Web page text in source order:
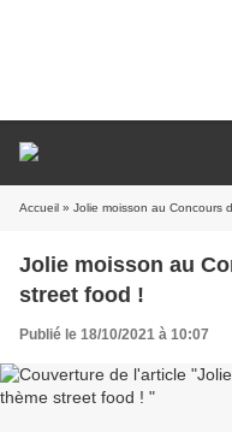
Accueil » Jolie moisson au Concours
Jolie moisson au
street food !
Publié le 18/10/2021 à 10:07